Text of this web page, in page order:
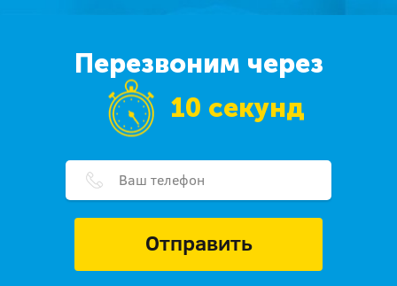
Перезвоним через
10 секунд
Отправить